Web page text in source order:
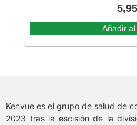
5,95
Añadir
Kenvue es el grupo de salud de
2023 tras la escisión de la